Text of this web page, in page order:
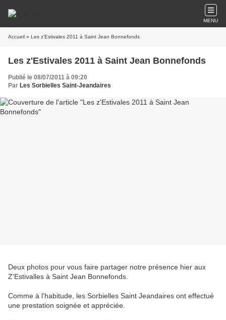
MENU
Accueil » Les z'Estivales 2011 à Saint Jean Bonnefonds
Les z'Estivales 2011 à Saint Jean Bonnefonds
Publié le 08/07/2011 à 09:20
Par Les Sorbielles Saint-Jeandaires
Deux photos pour vous faire partager notre présence hier aux
Z'Estivalles à Saint Jean Bonnefonds.
Comme à l'habitude, les Sorbielles Saint Jeandaires ont effectué
une prestation soignée et appréciée.